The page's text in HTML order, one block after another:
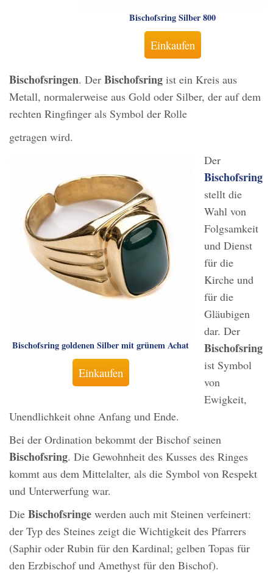
Bischofsring Silber 800
Einkaufen
Bischofsringen. Der Bischofsring ist ein Kreis aus
Metall, normalerweise aus Gold oder Silber, der auf dem
rechten Ringfinger als Symbol der Rolle
getragen wird.
Bischofsring goldenen Silber mit grünem Achat
Einkaufen
Der
Bischofsring
stellt die
Wahl von
Folgsamkeit
und Dienst
für die
Kirche und
für die
Gläubigen
dar. Der
Bischofsring
ist Symbol
von
Ewigkeit,
Unendlichkeit ohne Anfang und Ende.
Bei der Ordination bekommt der Bischof seinen
Bischofsring. Die Gewohnheit des Kusses des Ringes
kommt aus dem Mittelalter, als die Symbol von Respekt
und Unterwerfung war.
Die Bischofsringe werden auch mit Steinen verfeinert:
der Typ des Steines zeigt die Wichtigkeit des Pfarrers
(Saphir oder Rubin für den Kardinal; gelben Topas für
den Erzbischof und Amethyst für den Bischof).